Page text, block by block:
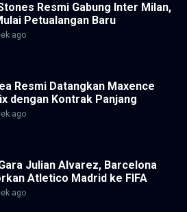
Resmi Gabung Inter Milan,
Petualangan Baru
ago
Resmi Datangkan Maxence
dengan Kontrak Panjang
ago
Julian Alvarez, Barcelona
Atletico Madrid ke FIFA
ago